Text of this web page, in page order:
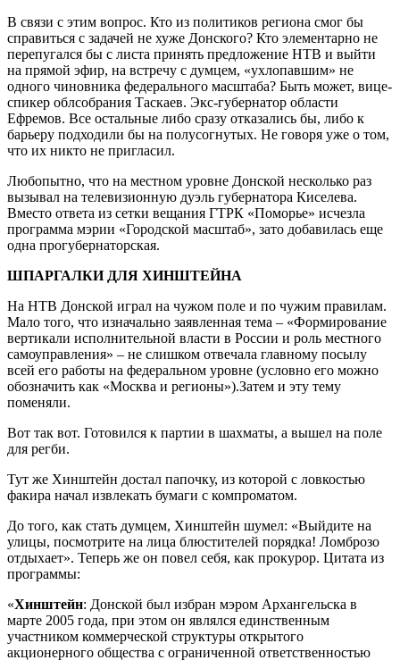
В связи с этим вопрос. Кто из политиков региона смог бы
справиться с задачей не хуже Донского? Кто элементарно не
перепугался бы с листа принять предложение НТВ и выйти
на прямой эфир, на встречу с думцем, «ухлопавшим» не
одного чиновника федерального масштаба? Быть может, вице­-
спикер облсобрания Таскаев. Экс­-губернатор области
Ефремов. Все остальные либо сразу отказались бы, либо к
барьеру подходили бы на полусогнутых. Не говоря уже о том,
что их никто не пригласил.
Любопытно, что на местном уровне Донской несколько раз
вызывал на телевизионную дуэль губернатора Киселева.
Вместо ответа из сетки вещания ГТРК «Поморье» исчезла
программа мэрии «Городской масштаб», зато добавилась еще
одна прогубернаторская.
ШПАРГАЛКИ ДЛЯ ХИНШТЕЙНА
На НТВ Донской играл на чужом поле и по чужим правилам.
Мало того, что изначально заявленная тема – «Формирование
вертикали исполнительной власти в России и роль местного
самоуправления» – не слишком отвечала главному посылу
всей его работы на федеральном уровне (условно его можно
обозначить как «Москва и регионы»).Затем и эту тему
поменяли.
Вот так вот. Готовился к партии в шахматы, а вышел на поле
для регби.
Тут же Хинштейн достал папочку, из которой с ловкостью
факира начал извлекать бумаги с компроматом.
До того, как стать думцем, Хинштейн шумел: «Выйдите на
улицы, посмотрите на лица блюстителей порядка! Ломброзо
отдыхает». Теперь же он повел себя, как прокурор. Цитата из
программы:
«Хинштейн: Донской был избран мэром Архангельска в
марте 2005 года, при этом он являлся единственным
участником коммерческой структуры открытого
акционерного общества с ограниченной ответственностью